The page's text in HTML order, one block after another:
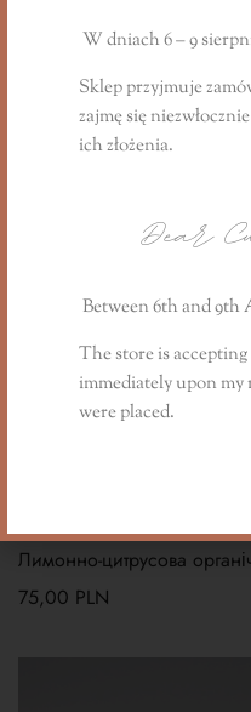
Лимонно-цитрусова
75,00 PLN
W dniach 6 – 9
Sklep przyjmuje
zajmę się niezwłocznie
ich złożenia.
Dear
Between 6th and 9th
The store is
immediately upon
were placed.